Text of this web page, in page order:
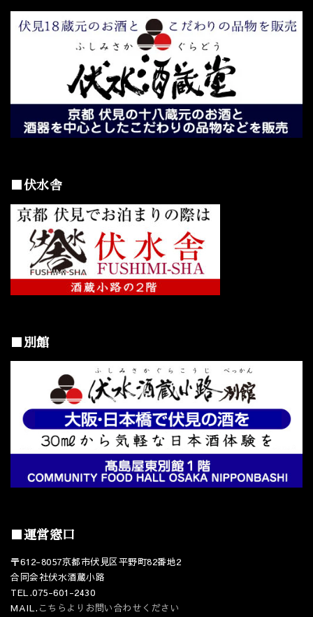
■伏水舎
■別館
■運営窓口
〒612-8057京都市伏見区平野町82番地2
合同会社伏水酒蔵小路
TEL.075-601-2430
MAIL. こちらよりお問い合わせください